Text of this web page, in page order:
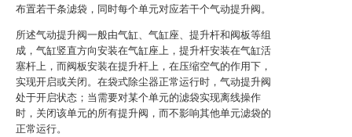
布置若干条滤袋，同时每个单元对应若干个气动提升阀。
所述气动提升阀一般由气缸、气缸座、提升杆和阀板等组
成，气缸竖直方向安装在气缸座上，提升杆安装在气缸活
塞杆上，而阀板安装在提升杆上，在压缩空气的作用下，
实现开启或关闭。在袋式除尘器正常运行时，气动提升阀
处于开启状态；当需要对某个单元的滤袋实现离线操作
时，关闭该单元的所有提升阀，而不影响其他单元滤袋的
正常运行。